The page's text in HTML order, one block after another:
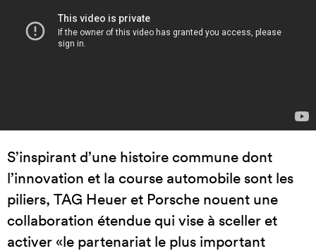
S’inspirant d’une histoire commune dont
l’innovation et la course automobile sont les
piliers, TAG Heuer et Porsche nouent une
collaboration étendue qui vise à sceller et
activer «le partenariat le plus important